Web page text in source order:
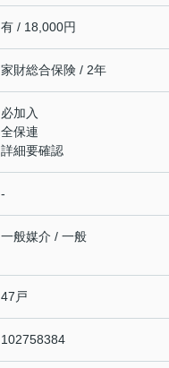
有 / 18,000円
家財総合保険 / 2年
必加入
全保連
詳細要確認
-
一般媒介 / 一般
47戸
102758384